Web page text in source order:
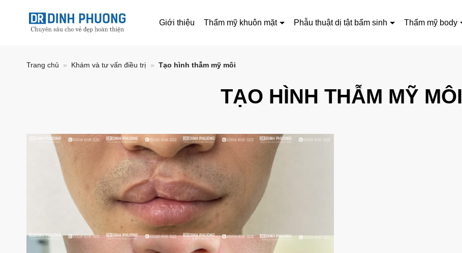
Giới thiệu Thẩm mỹ khuôn mặt Phẫu thuật dị tật bẩm sinh Thẩm mỹ body
Trang chủ » Khám và tư vấn điều trị » Tạo hình thẫm mỹ môi
TẠO HÌNH THẪM MỸ MÔI